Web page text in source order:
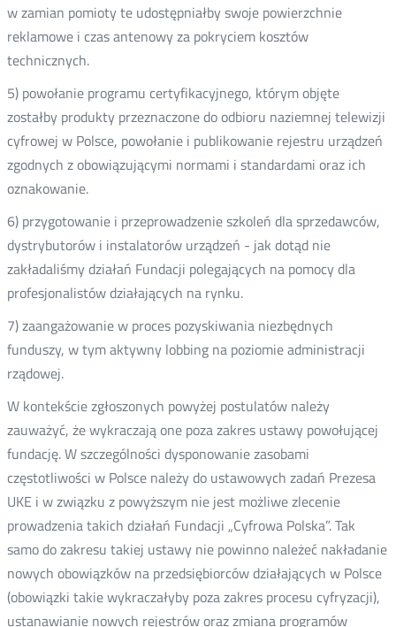
w zamian pomioty te udostępniałby swoje powierzchnie
reklamowe i czas antenowy za pokryciem kosztów
technicznych.
5) powołanie programu certyfikacyjnego, którym objęte
zostałby produkty przeznaczone do odbioru naziemnej telewizji
cyfrowej w Polsce, powołanie i publikowanie rejestru urządzeń
zgodnych z obowiązującymi normami i standardami oraz ich
oznakowanie.
6) przygotowanie i przeprowadzenie szkoleń dla sprzedawców,
dystrybutorów i instalatorów urządzeń - jak dotąd nie
zakładaliśmy działań Fundacji polegających na pomocy dla
profesjonalistów działających na rynku.
7) zaangażowanie w proces pozyskiwania niezbędnych
funduszy, w tym aktywny lobbing na poziomie administracji
rządowej.
W kontekście zgłoszonych powyżej postulatów należy
zauważyć, że wykraczają one poza zakres ustawy powołującej
fundację. W szczególności dysponowanie zasobami
częstotliwości w Polsce należy do ustawowych zadań Prezesa
UKE i w związku z powyższym nie jest możliwe zlecenie
prowadzenia takich działań Fundacji „Cyfrowa Polska”. Tak
samo do zakresu takiej ustawy nie powinno należeć nakładanie
nowych obowiązków na przedsiębiorców działających w Polsce
(obowiązki takie wykraczałyby poza zakres procesu cyfryzacji),
ustanawianie nowych rejestrów oraz zmiana programów